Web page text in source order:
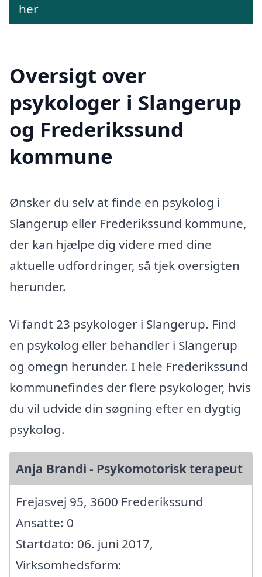
her
Oversigt over
psykologer i Slangerup
og Frederikssund
kommune
Ønsker du selv at finde en psykolog i
Slangerup eller Frederikssund kommune,
der kan hjælpe dig videre med dine
aktuelle udfordringer, så tjek oversigten
herunder.
Vi fandt 23 psykologer i Slangerup. Find
en psykolog eller behandler i Slangerup
og omegn herunder. I hele Frederikssund
kommunefindes der flere psykologer, hvis
du vil udvide din søgning efter en dygtig
psykolog.
Anja Brandi - Psykomotorisk terapeut
Frejasvej 95, 3600 Frederikssund
Ansatte: 0
Startdato: 06. juni 2017,
Virksomhedsform: